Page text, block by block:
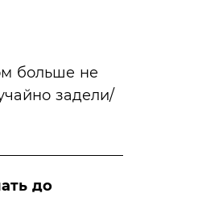
больше не
задели/
до